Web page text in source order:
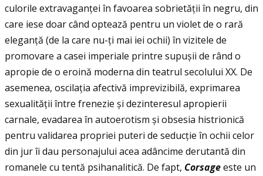
culorile extravaganţei în favoarea sobrietăţii în negru, din
care iese doar când optează pentru un violet de o rară
eleganţă (de la care nu-ţi mai iei ochii) în vizitele de
promovare a casei imperiale printre supușii de rând o
apropie de o eroină moderna din teatrul secolului XX. De
asemenea, oscilaţia afectivă imprevizibilă, exprimarea
sexualităţii între frenezie și dezinteresul apropierii
carnale, evadarea în autoerotism și obsesia histrionică
pentru validarea propriei puteri de seducţie în ochii celor
din jur îi dau personajului acea adâncime derutantă din
romanele cu tentă psihanalitică. De fapt, Corsageeste un